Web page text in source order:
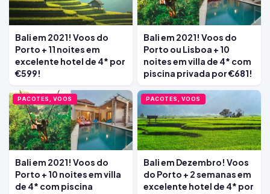
Bali em 2021! Voos do
Porto + 11 noites em
excelente hotel de 4* por
€599!
Bali em 2021! Voos do
Porto ou Lisboa + 10
noites em villa de 4* com
piscina privada por €681!
PACOTES, VOOS
Bali em 2021! Voos do
Porto + 10 noites em villa
de 4* com piscina
PACOTES, VOOS
Bali em Dezembro! Voos
do Porto + 2 semanas em
excelente hotel de 4* por